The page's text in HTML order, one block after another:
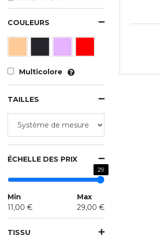
COULEURS
Multicolore
TAILLES
ÉCHELLE DES PRIX
29
Min
11,00 €
Max
29,00 €
TISSU